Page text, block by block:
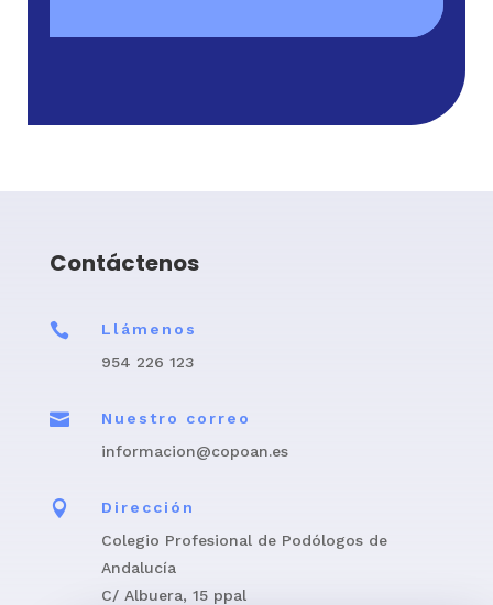
Contáctenos

Llámenos
954 226 123

Nuestro correo
informacion@copoan.es

Dirección
Colegio Profesional de Podólogos de
Andalucía
C/ Albuera, 15 ppal